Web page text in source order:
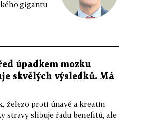
gigantu
úpadkem mozku
skvělých výsledků. Má
železo proti únavě a kreatin
stravy slibuje řadu benefitů, ale